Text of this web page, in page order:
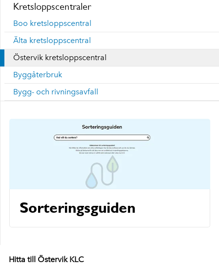
Kretsloppscentraler
Boo kretsloppscentral
Älta kretsloppscentral
Östervik kretsloppscentral
Byggåterbruk
Bygg- och rivningsavfall
Sorteringsguiden
Hitta till Östervik KLC